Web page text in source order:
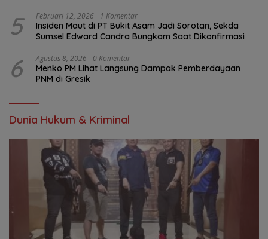
5 Februari 12, 2026 1 Komentar
Insiden Maut di PT Bukit Asam Jadi Sorotan, Sekda
Sumsel Edward Candra Bungkam Saat Dikonfirmasi
6 Agustus 8, 2026 0 Komentar
Menko PM Lihat Langsung Dampak Pemberdayaan
PNM di Gresik
Dunia Hukum & Kriminal